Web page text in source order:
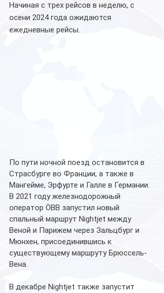
Начиная с трех рейсов в неделю, с
осени 2024 года ожидаются
ежедневные рейсы.
По пути ночной поезд остановится в
Страсбурге во Франции, а также в
Мангейме, Эрфурте и Галле в Германии.
В 2021 году железнодорожный
оператор ÖBB запустил новый
спальный маршрут Nightjet между
Веной и Парижем через Зальцбург и
Мюнхен, присоединившись к
существующему маршруту Брюссель-
Вена.
В декабре Nightjet также запустит